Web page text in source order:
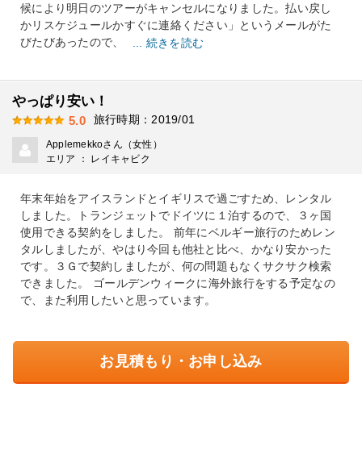
候により明日のツアーがキャンセルになりました。払い戻し
かリスケジュールかすぐに連絡ください」というメールがた
びたびあったので、
... 続きを読む
やっぱり安い！
5.0 旅行時期：2019/01
Applemekkoさん（女性）
エリア ： レイキャビク
年末年始をアイスランドとイギリスで過ごすため、レンタル
しました。トランジェットでドイツに１泊するので、３ヶ国
使用できる契約をしました。 前年にベルギー旅行のためレン
タルしましたが、やはり今回も他社と比べ、かなり安かった
です。３Ｇで契約しましたが、何の問題もなくサクサク検索
できました。 ゴールデンウィークに海外旅行をする予定なの
で、また利用したいと思っています。
お見積もり・お申し込み